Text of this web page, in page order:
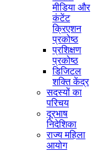
मीडिया और
कंटेंट
क्रिएशन
प्रकोष्ठ
प्रशिक्षण
प्रकोष्ठ
डिजिटल
शक्ति केंद्र
सदस्यों का
परिचय
दूरभाष
निदेशिका
राज्य महिला
आयोग